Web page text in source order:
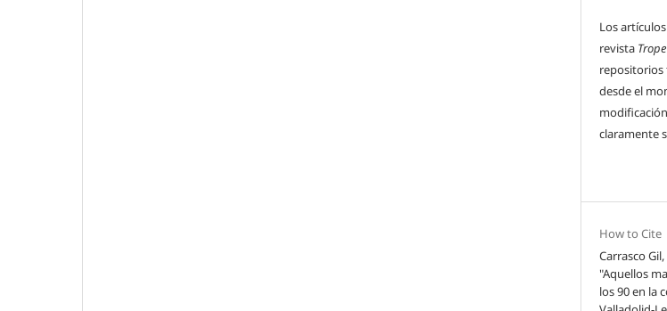
Los
revista
repositorios
desde el
claramente
How to Cite
Carrasco
"Aquellos
los 90 en la